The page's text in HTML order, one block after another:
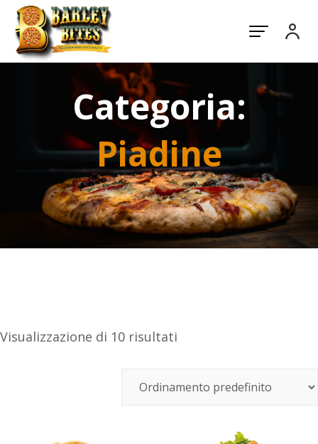
Categoria:
Piadine
Visualizzazione di 10 risultati